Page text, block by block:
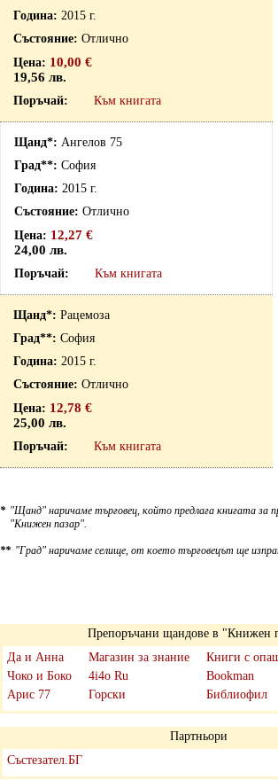
2015 г.
Отлично
10,00 €
19,56 лв.
Към книгата
Ангелов 75
София
2015 г.
Отлично
12,27 €
24,00 лв.
Към книгата
Рацемоза
София
2015 г.
Отлично
12,78 €
25,00 лв.
Към книгата
* "Щанд" наричаме търговец, който предлага книгата за
"Книжен пазар".
** "Град" наричаме селище, от което търговецът ще
Препоръчани щандове в "Книжен
Да и Анна
Чоко и Боко
Арис 77
Магазин за знание
4i4o Ru
Горски
Книги с
Bookman
Библиофил
Партньори
Състезател.БГ